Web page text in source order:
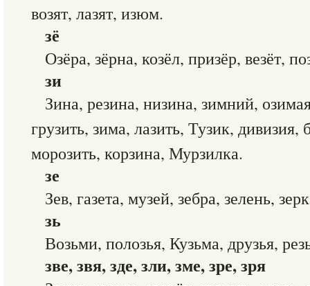
возят, лазят, изюм.
зё
Озёра, зёрна, козёл, призёр, везёт,
зи
Зина, резина, низина, зимний,
грузить, зима, лазить, Тузик, дивизия,
морозить, корзина, Мурзилка.
зе
Зев, газета, музей, зебра, зелень,
зь
Возьми, полозья, Кузьма, друзья,
зве, звя, зде, зли, зме, зре, зря